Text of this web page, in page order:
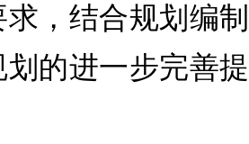
，结合规划编制
的进一步完善提